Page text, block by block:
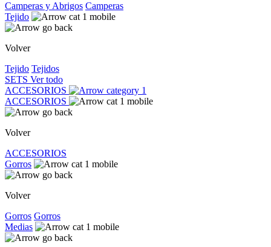
Camperas y Abrigos Camperas
Tejido
Volver
Tejido Tejidos
SETS Ver todo
ACCESORIOS
ACCESORIOS
Volver
ACCESORIOS
Gorros
Volver
Gorros Gorros
Medias